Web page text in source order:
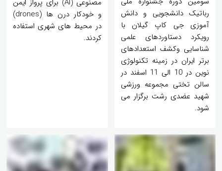
رباتیک دانشجویی و دانش
آموزی جی کاپ گیلان با
رویکرد دستاوردهای علمی
شناسایی وکشف استعدادهای
برتر ایران در زمینه تکنولوژی
نوین در 10 الی 11 اسفند در
سالن تختی مجموعه ورزشی
شهید عضدی رشت برگزار می
شود.
مصنوعی (AI) برای پرواز ایمن
و خودکار درن ها (drones)
در محیط های شهری استفاده
کردند.